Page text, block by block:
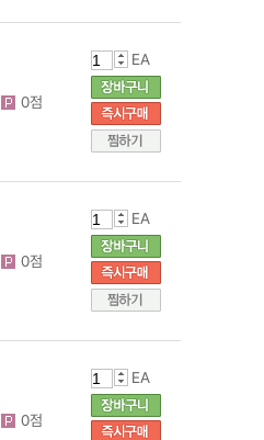
0점
EA
0점
EA
0점
EA